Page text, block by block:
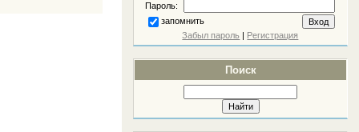
Пароль:
запомнить
Забыл пароль | Регистрация
Поиск